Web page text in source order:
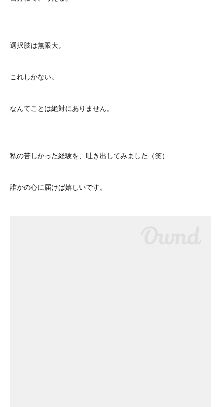
選択肢は無限大。
これしかない。
なんてことは絶対にありません。
私の苦しかった経験を、吐き出してみました（笑）
誰かの心に届けば嬉しいです。